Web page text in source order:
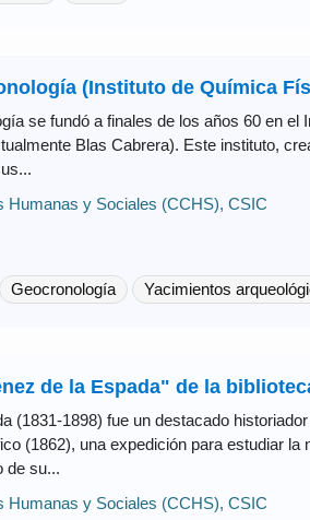
(Instituto de Química
se fundó a finales de los años 60 en el
Blas Cabrera). Este instituto,
Humanas y Sociales (CCHS), CSIC
Geocronología Yacimientos
de la Espada" de la
(1831-1898) fue un destacado
(1862), una expedición para estudiar la
de su...
Humanas y Sociales (CCHS), CSIC